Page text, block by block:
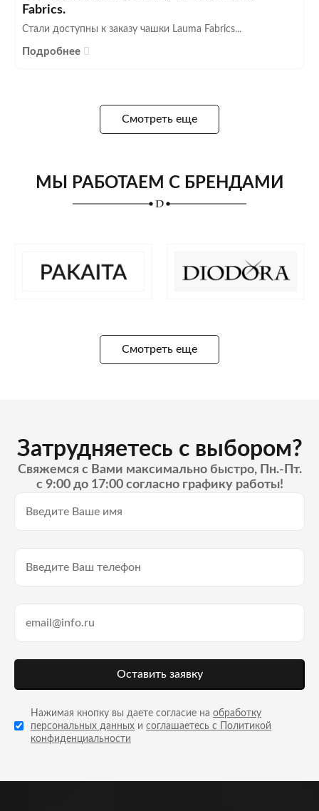
Fabrics.
Стали доступны к заказу чашки Lauma Fabrics...
Подробнее
Смотреть еще
МЫ РАБОТАЕМ С БРЕНДАМИ
Смотреть еще
Затрудняетесь с выбором?
Свяжемся с Вами максимально быстро, Пн.-Пт.
с 9:00 до 17:00 согласно графику работы!
Оставить заявку
Нажимая кнопку вы даете согласие на обработку
персональных данных и соглашаетесь с Политикой
конфиденциальности